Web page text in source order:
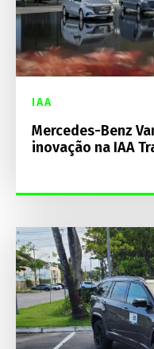
IAA
Mercedes-Benz
inovação na IAA